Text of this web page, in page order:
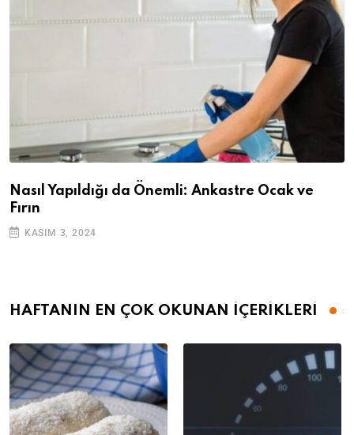
Nasıl Yapıldığı da Önemli: Ankastre Ocak ve
Fırın
KASIM 3, 2024
HAFTANIN EN ÇOK OKUNAN İÇERİKLERİ